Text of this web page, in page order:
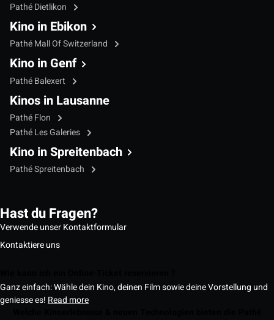
Pathé Dietlikon
Kino in Ebikon
Pathé Mall Of Switzerland
Kino in Genf
Pathé Balexert
Kinos in Lausanne
Pathé Flon
Pathé Les Galeries
Kino in Spreitenbach
Pathé Spreitenbach
Hast du Fragen?
Verwende unser Kontaktformular
Kontaktiere uns
Ganz einfach: Wähle dein Kino, deinen Film sowie deine Vorstellung und
geniesse es! Read more